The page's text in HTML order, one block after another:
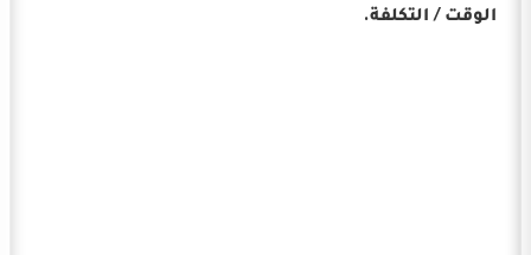
الوقت / التكلفة.